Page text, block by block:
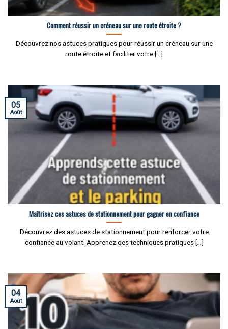
Comment réussir un créneau sur une route étroite ?
Découvrez nos astuces pratiques pour réussir un créneau sur une
route étroite et faciliter votre [...]
Maîtrisez ces astuces de stationnement pour gagner en confiance
Découvrez des astuces de stationnement pour renforcer votre
confiance au volant. Apprenez des techniques pratiques [...]
05
Août
04
Août